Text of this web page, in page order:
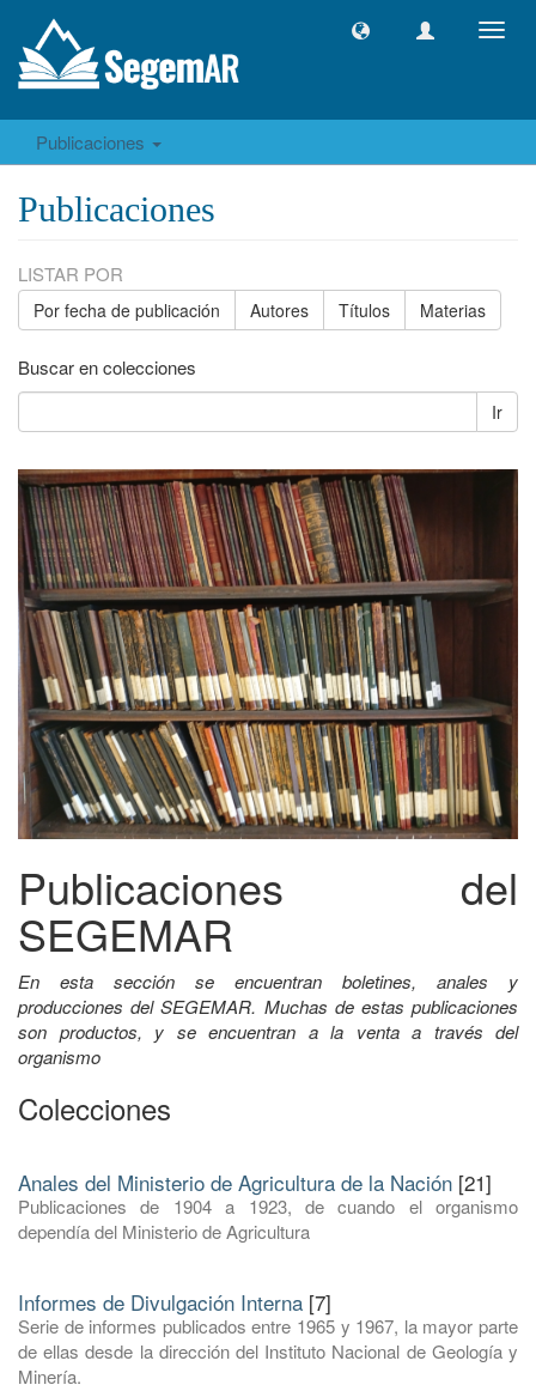
Publicaciones
Publicaciones
LISTAR POR
Por fecha de publicación Autores Títulos Materias
Buscar en colecciones
Ir
Publicaciones del
SEGEMAR
En esta sección se encuentran boletines, anales y
producciones del SEGEMAR. Muchas de estas publicaciones
son productos, y se encuentran a la venta a través del
organismo
Colecciones
Anales del Ministerio de Agricultura de la Nación [21]
Publicaciones de 1904 a 1923, de cuando el organismo
dependía del Ministerio de Agricultura
Informes de Divulgación Interna [7]
Serie de informes publicados entre 1965 y 1967, la mayor parte
de ellas desde la dirección del Instituto Nacional de Geología y
Minería.